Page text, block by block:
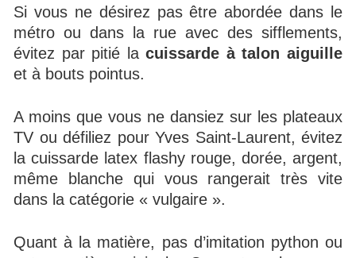
Si vous ne désirez pas être abordée dans le
métro ou dans la rue avec des sifflements,
évitez par pitié lacuissarde à talon aiguille
et à bouts pointus.
A moins que vous ne dansiez sur les plateaux
TV ou défiliez pour Yves Saint-Laurent, évitez
la cuissarde latex flashy rouge, dorée, argent,
même blanche qui vous rangerait très vite
dans la catégorie « vulgaire ».
Quant à la matière, pas d’imitation python ou